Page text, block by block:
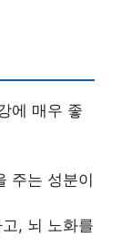
에 매우 좋
주는 성분이
, 뇌 노화를